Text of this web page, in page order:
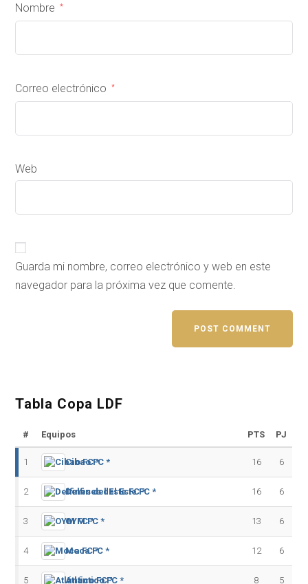
Nombre *
Correo electrónico *
Web
Guarda mi nombre, correo electrónico y web en este
navegador para la próxima vez que comente.
Tabla Copa LDF
# Equipos PTS PJ
1 Cibao FC * 16 6
2 Delfines del Este FC * 16 6
3 OYM FC * 13 6
4 Moca FC * 12 6
5 Atlántico FC * 8 5